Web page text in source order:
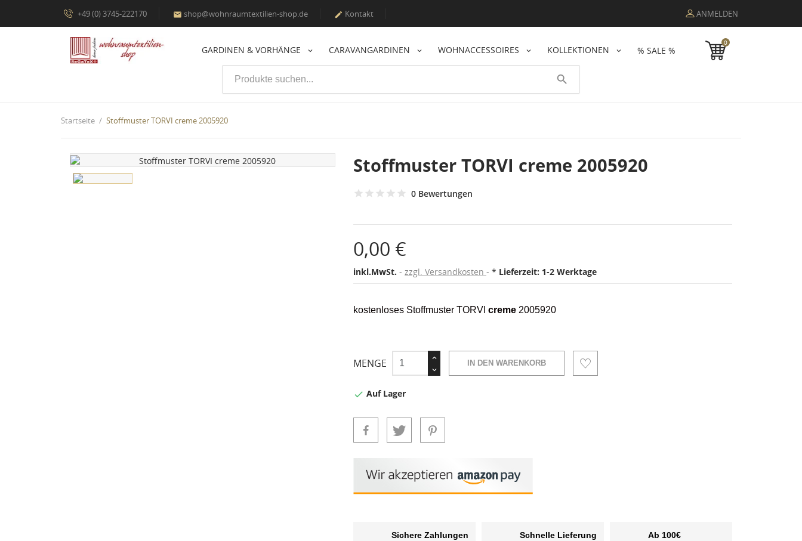
+49 (0) 3745-222170  shop@wohnraumtextilien-shop.de  Kontakt ANMELDEN
GARDINEN & VORHÄNGE CARAVANGARDINEN WOHNACCESSOIRES KOLLEKTIONEN % SALE %
0
search
Startseite Stoffmuster TORVI creme 2005920
Stoffmuster TORVI creme 2005920
0 Bewertungen
0,00 €
inkl.MwSt. zzgl. Versandkosten * Lieferzeit: 1-2 Werktage
kostenloses Stoffmuster TORVI creme 2005920
MENGE IN DEN WARENKORB
 Auf Lager
Sichere Zahlungen
Schnelle Lieferung
Ab 100€